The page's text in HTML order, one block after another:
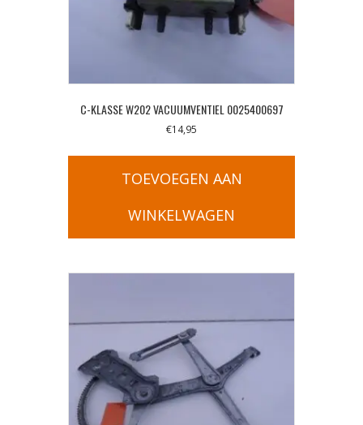
C-KLASSE W202 VACUUMVENTIEL 0025400697
€14,95
TOEVOEGEN AAN
WINKELWAGEN